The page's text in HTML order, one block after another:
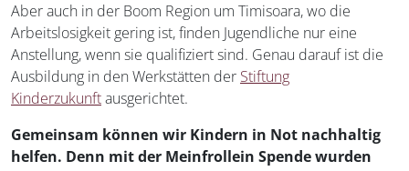
Aber auch in der Boom Region um Timisoara, wo die
Arbeitslosigkeit gering ist, finden Jugendliche nur eine
Anstellung, wenn sie qualifiziert sind. Genau darauf ist die
Ausbildung in den Werkstätten der Stiftung
Kinderzukunftausgerichtet.
Gemeinsam können wir Kindern in Not nachhaltig
helfen. Denn mit der Meinfrollein Spende wurden